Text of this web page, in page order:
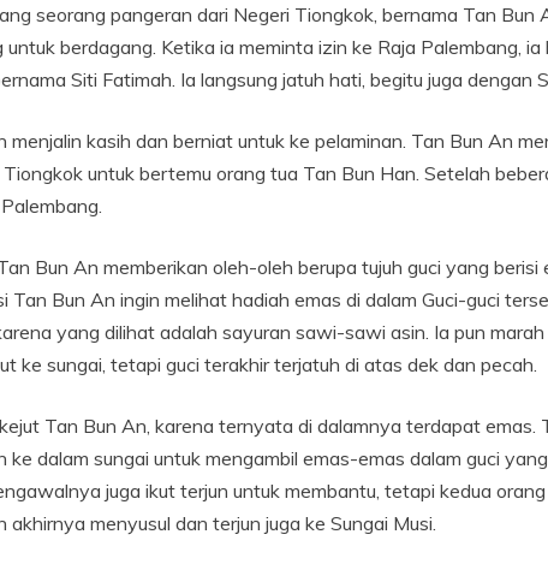
seorang pangeran dari Negeri Tiongkok, bernama Tan Bun
untuk berdagang. Ketika ia meminta izin ke Raja Palembang,
Siti Fatimah. Ia langsung jatuh hati, begitu juga dengan
menjalin kasih dan berniat untuk ke pelaminan. Tan Bun An
untuk bertemu orang tua Tan Bun Han. Setelah
Bun An memberikan oleh-oleh berupa tujuh guci yang berisi
Tan Bun An ingin melihat hadiah emas di dalam Guci-guci
yang dilihat adalah sayuran sawi-sawi asin. Ia pun
ke sungai, tetapi guci terakhir terjatuh di atas dek dan pecah.
Tan Bun An, karena ternyata di dalamnya terdapat emas.
ke dalam sungai untuk mengambil emas-emas dalam guci
juga ikut terjun untuk membantu, tetapi kedua orang
akhirnya menyusul dan terjun juga ke Sungai Musi.